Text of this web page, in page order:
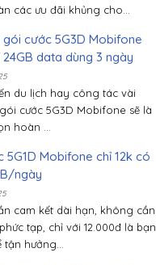
các ưu đãi khủng cho...
cước 5G3D Mobifone
data dùng 3 ngày
du lịch hay công tác vài
cước 5G3D Mobifone sẽ là
hoàn ...
5G1D Mobifone chỉ 12k có
ngày
cam kết dài hạn, không cần
tạp, chỉ với 12.000đ là bạn
tận hưởng...